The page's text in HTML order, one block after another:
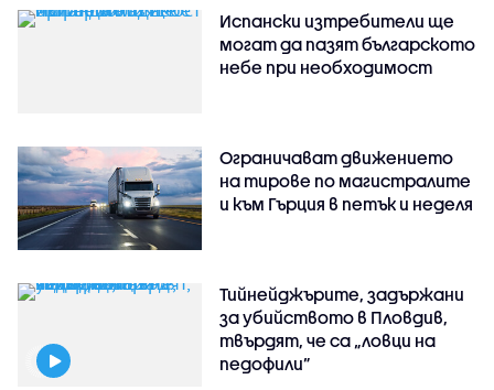
Испански изтребители ще
могат да пазят българското
небе при необходимост
Ограничават движението
на тирове по магистралите
и към Гърция в петък и неделя
Тийнейджърите, задържани
за убийството в Пловдив,
твърдят, че са „ловци на
педофили”